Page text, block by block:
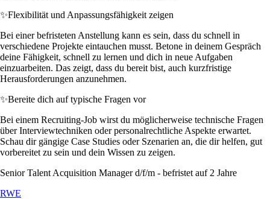
✨Flexibilität und Anpassungsfähigkeit zeigen
Bei einer befristeten Anstellung kann es sein, dass du schnell in
verschiedene Projekte eintauchen musst. Betone in deinem Gespräch
deine Fähigkeit, schnell zu lernen und dich in neue Aufgaben
einzuarbeiten. Das zeigt, dass du bereit bist, auch kurzfristige
Herausforderungen anzunehmen.
✨Bereite dich auf typische Fragen vor
Bei einem Recruiting-Job wirst du möglicherweise technische Fragen
über Interviewtechniken oder personalrechtliche Aspekte erwartet.
Schau dir gängige Case Studies oder Szenarien an, die dir helfen, gut
vorbereitet zu sein und dein Wissen zu zeigen.
Senior Talent Acquisition Manager d/f/m - befristet auf 2 Jahre
RWE